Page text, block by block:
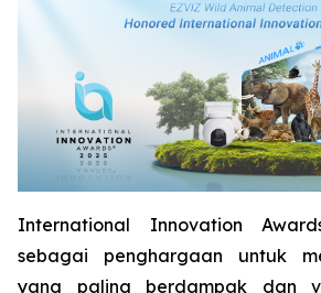
International Innovation
sebagai penghargaan untuk
yang paling berdampak dan